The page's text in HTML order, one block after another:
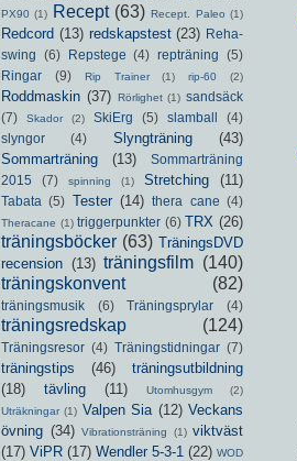
PX90 (1) Recept (63) Recept. Paleo (1)
Redcord (13) redskapstest (23) Reha-
swing
(6) Repstege (4) repträning
(5)
Ringar
(9) Rip Trainer (1) rip-60 (2)
Roddmaskin (37) Rörlighet (1) sandsäck
(7)
Skador (2) SkiErg (5) slamball
(4)
slyngor
(4) Slyngträning
(43)
Sommarträning
(13)
Sommarträning
2015
(7) spinning (1) Stretching (11)
Tabata (5) Tester (14) thera cane (4)
Theracane (1) triggerpunkter (6) TRX (26)
träningsböcker (63) TräningsDVD
recension (13) träningsfilm (140)
träningskonvent
(82)
träningsmusik (6) Träningsprylar (4)
träningsredskap (124)
Träningsresor (4) Träningstidningar (7)
träningstips (46)
träningsutbildning
(18)
tävling (11) Utomhusgym
(2)
Uträkningar (1) Valpen Sia (12) Veckans
övning (34) Vibrationsträning (1) viktväst
(17) ViPR (17) Wendler 5-3-1 (22) WOD